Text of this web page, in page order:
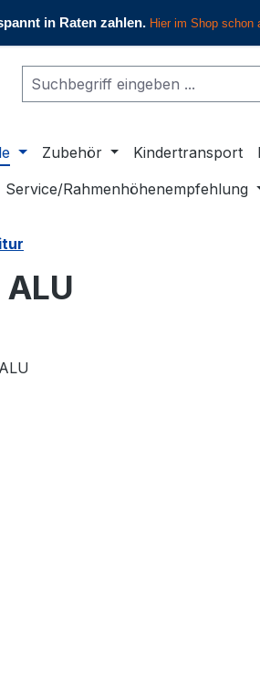
Zubehör Kindertransport
Service/Rahmenhöhenempfehlung